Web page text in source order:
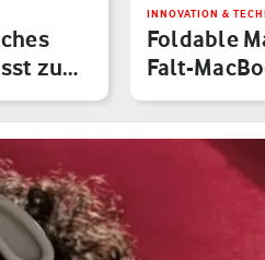
zu…
INNOVATION &
Foldable
Falt-